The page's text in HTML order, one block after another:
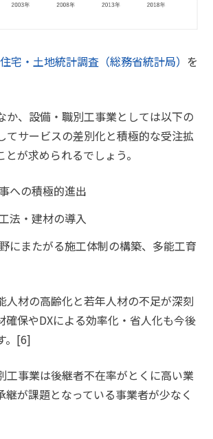
宅・土地統計調査（総務省統計局） を
か、設備・職別工事業としては以下の
てサービスの差別化と積極的な受注拡
が求められるでしょう。
への積極的進出
法・建材の導入
にまたがる施工体制の構築、多能工育
人材の高齢化と若年人材の不足が深刻
確保やDXによる効率化・省人化も今後
。[6]
工事業は後継者不在率がとくに高い業
継が課題となっている事業者が少なく